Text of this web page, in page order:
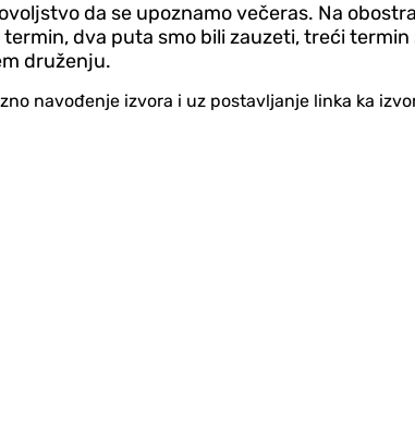
da se upoznamo večeras. Na
dva puta smo bili zauzeti, treći
druženju.
navođenje izvora i uz postavljanje linka ka